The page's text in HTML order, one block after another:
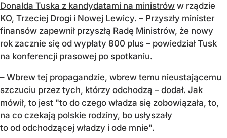
Donalda Tuska z kandydatami na ministrów w rządzie
KO, Trzeciej Drogi i Nowej Lewicy. – Przyszły minister
finansów zapewnił przyszłą Radę Ministrów, że nowy
rok zacznie się od wypłaty 800 plus – powiedział Tusk
na konferencji prasowej po spotkaniu.
– Wbrew tej propagandzie, wbrew temu nieustającemu
szczuciu przez tych, którzy odchodzą – dodał. Jak
mówił, to jest "to do czego władza się zobowiązała, to,
na co czekają polskie rodziny, bo usłyszały
to od odchodzącej władzy i ode mnie".